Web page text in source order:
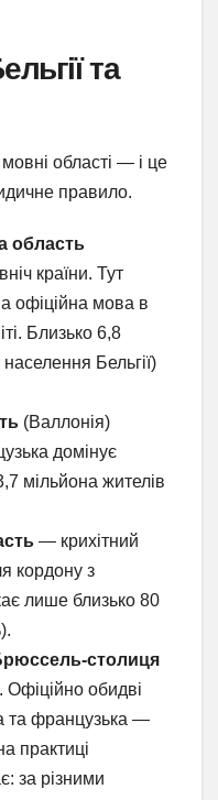
та
області — і це
правило.
область
країни. Тут
офіційна мова в
Близько 6,8
Бельгії)
(Валлонія)
домінує
мільйона жителів
— крихітний
кордону з
лише близько 80
столиця
обидві
та французька —
практиці
за різними